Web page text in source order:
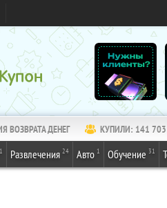
ВОЗВРАТА ДЕНЕГ КУПИЛИ: 141
1 Развлечения 24 Авто 1 Обучение 31